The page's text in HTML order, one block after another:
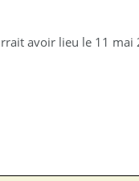
avoir lieu le 11 mai